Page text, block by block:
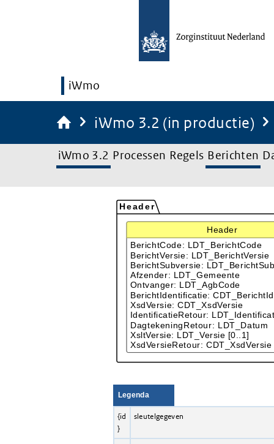
iWmo
iWmo 3.2 (in productie)
iWmo 3.2 Processen Regels Berichten
Legenda
{id
}
sleutelgegeven